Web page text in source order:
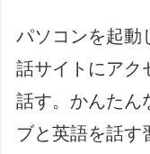
パソコンを起動
話サイトにアク
話す。かんたん
ブと英語を話す